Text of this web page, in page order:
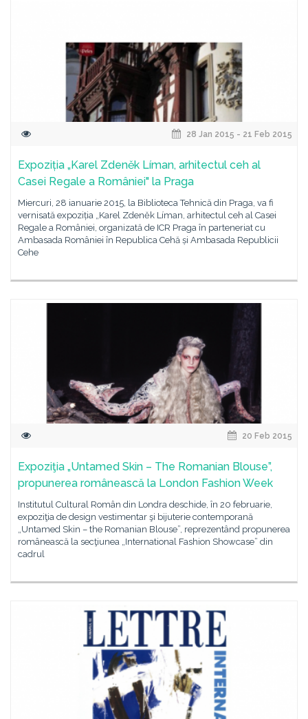
28 Jan 2015 - 21 Feb 2015
Expoziția „Karel Zdeněk Líman, arhitectul ceh al
Casei Regale a României" la Praga
Miercuri, 28 ianuarie 2015, la Biblioteca Tehnică din Praga, va fi
vernisată expoziția „Karel Zdeněk Líman, arhitectul ceh al Casei
Regale a României, organizată de ICR Praga în parteneriat cu
Ambasada României în Republica Cehă și Ambasada Republicii
Cehe
20 Feb 2015
Expoziţia „Untamed Skin – The Romanian Blouse”,
propunerea românească la London Fashion Week
Institutul Cultural Român din Londra deschide, în 20 februarie,
expoziţia de design vestimentar şi bijuterie contemporană
„Untamed Skin – the Romanian Blouse”, reprezentând propunerea
românească la secţiunea „International Fashion Showcase” din
cadrul